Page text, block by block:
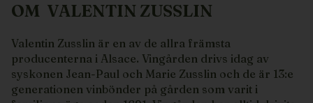
OM VALENTIN ZUSSLIN
Valentin Zusslin är en av de allra främsta
producenterna i Alsace. Vingården drivs idag av
syskonen Jean-Paul och Marie Zusslin och de är 13:e
generationen vinbönder på gården som varit i